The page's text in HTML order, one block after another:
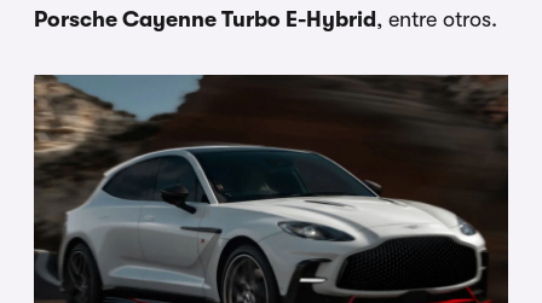
Porsche Cayenne Turbo E-Hybrid , entre otros.